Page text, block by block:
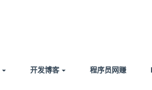
开发博客 程序员网赚